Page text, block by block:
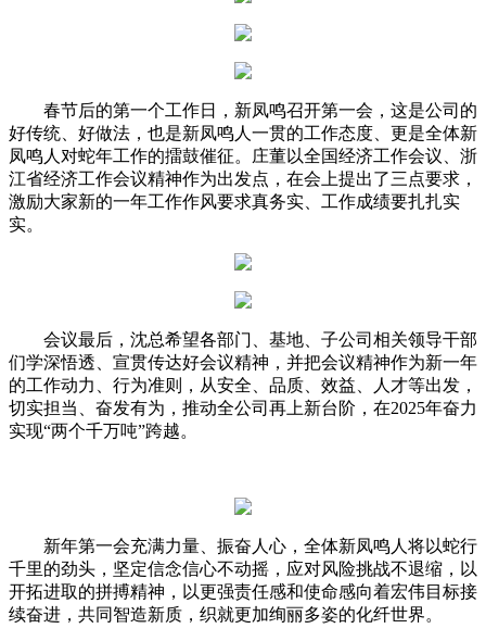
春节后的第一个工作日，新凤鸣召开第一会，这是公司的
好传统、好做法，也是新凤鸣人一贯的工作态度、更是全体新
凤鸣人对蛇年工作的擂鼓催征。庄董以全国经济工作会议、浙
江省经济工作会议精神作为出发点，在会上提出了三点要求，
激励大家新的一年工作作风要求真务实、工作成绩要扎扎实
实。
会议最后，沈总希望各部门、基地、子公司相关领导干部
们学深悟透、宣贯传达好会议精神，并把会议精神作为新一年
的工作动力、行为准则，从安全、品质、效益、人才等出发，
切实担当、奋发有为，推动全公司再上新台阶，在2025年奋力
实现“两个千万吨”跨越。
新年第一会充满力量、振奋人心，全体新凤鸣人将以蛇行
千里的劲头，坚定信念信心不动摇，应对风险挑战不退缩，以
开拓进取的拼搏精神，以更强责任感和使命感向着宏伟目标接
续奋进，共同智造新质，织就更加绚丽多姿的化纤世界。